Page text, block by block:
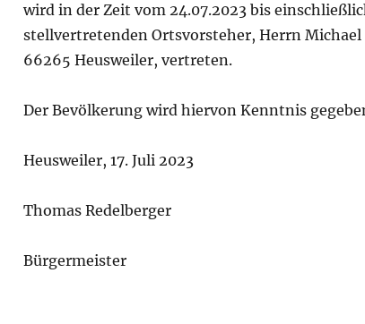
wird in der Zeit vom 24.07.2023 bis
stellvertretenden Ortsvorsteher, Herrn Michael
66265 Heusweiler, vertreten.
Der Bevölkerung wird hiervon Kenntnis
Heusweiler, 17. Juli 2023
Thomas Redelberger
Bürgermeister